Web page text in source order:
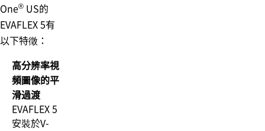
One® US的
EVAFLEX 5有
以下特徵：
高分辨率視
頻圖像的平
滑過渡
EVAFLEX 5
安裝於V-